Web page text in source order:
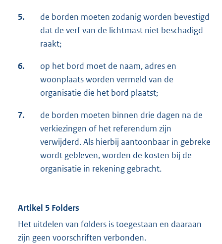
5.
de borden moeten zodanig worden bevestigd
dat de verf van de lichtmast niet beschadigd
raakt;
6.
op het bord moet de naam, adres en
woonplaats worden vermeld van de
organisatie die het bord plaatst;
7.
de borden moeten binnen drie dagen na de
verkiezingen of het referendum zijn
verwijderd. Als hierbij aantoonbaar in gebreke
wordt gebleven, worden de kosten bij de
organisatie in rekening gebracht.
Artikel 5 Folders
Het uitdelen van folders is toegestaan en daaraan
zijn geen voorschriften verbonden.